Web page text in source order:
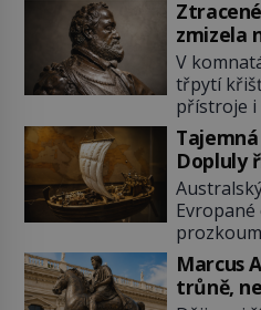
ze 13.
České
klenot v
pátrání
nalezen,
obestírá
přesně
zmizela
Evropy?
V
třpytí
přístroje i
rukopisy.
lidského
smrti se
rozpadat
Kdo
existují
Dopluly
až do
století.
by se o
mohly
Marcus
trůně,